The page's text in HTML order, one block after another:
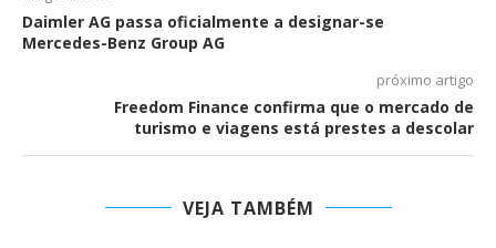
Daimler AG passa oficialmente a designar-se
Mercedes-Benz Group AG
próximo artigo
Freedom Finance confirma que o mercado de
turismo e viagens está prestes a descolar
VEJA TAMBÉM